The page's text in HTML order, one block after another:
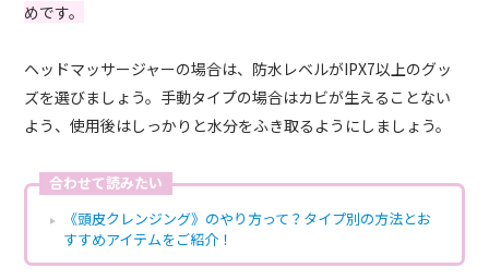
めです。
ヘッドマッサージャーの場合は、防水レベルがIPX7以上のグッ
ズを選びましょう。手動タイプの場合はカビが生えることない
よう、使用後はしっかりと水分をふき取るようにしましょう。
合わせて読みたい
《頭皮クレンジング》のやり方って？タイプ別の方法とお
すすめアイテムをご紹介！